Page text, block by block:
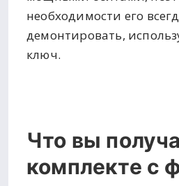
необходимости его
демонтировать,
ключ.
Что вы
комплекте с